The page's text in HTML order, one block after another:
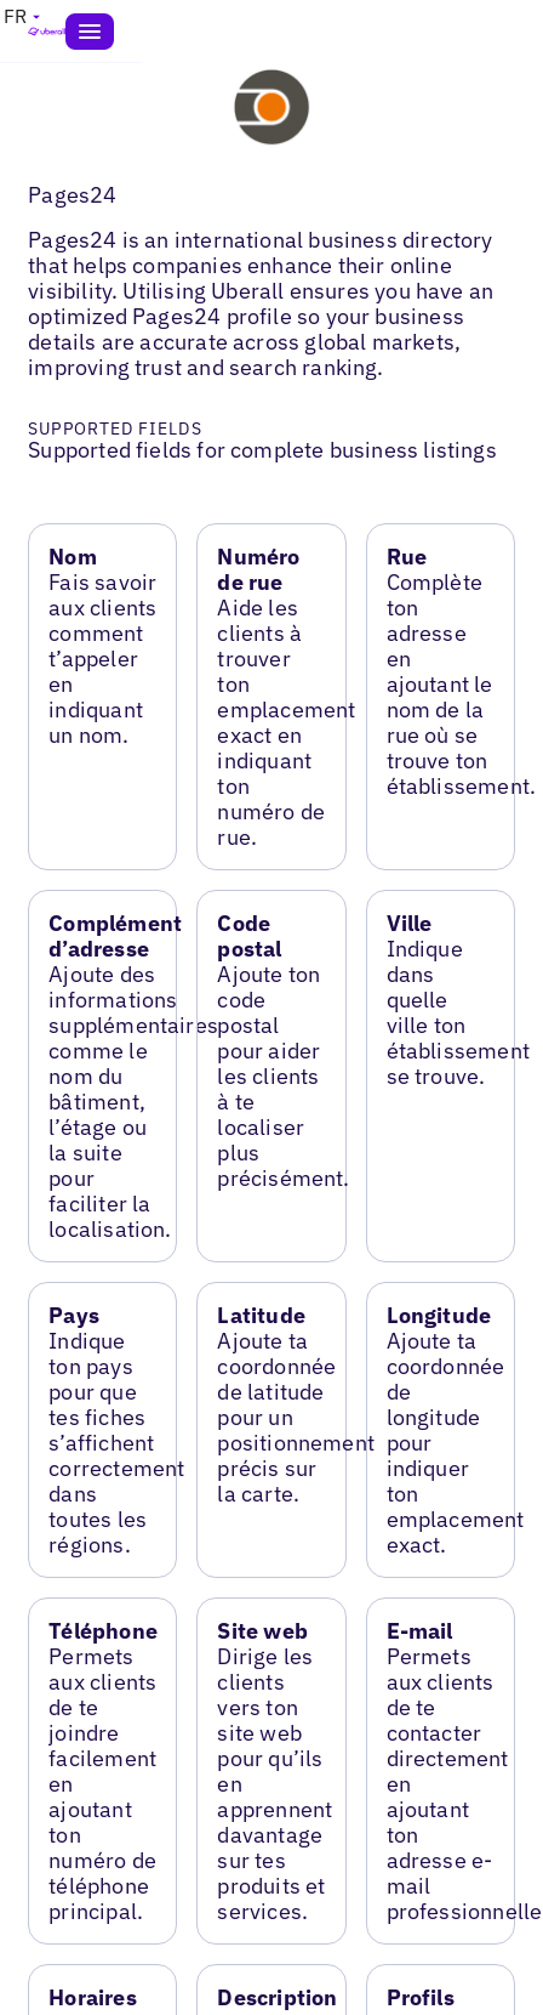
FR
Pages24
Pages24 is an international business directory
that helps companies enhance their online
visibility. Utilising Uberall ensures you have an
optimized Pages24 profile so your business
details are accurate across global markets,
improving trust and search ranking.
SUPPORTED FIELDS
Supported fields for complete business listings
Nom
Fais savoir
aux clients
comment
t’appeler
en
indiquant
un nom.
Numéro
de rue
Aide les
clients à
trouver
ton
emplacement
exact en
indiquant
ton
numéro de
rue.
Rue
Complète
ton
adresse
en
ajoutant le
nom de la
rue où se
trouve ton
établissement.
Complément
d’adresse
Ajoute des
informations
supplémentaires
comme le
nom du
bâtiment,
l’étage ou
la suite
pour
faciliter la
localisation.
Code
postal
Ajoute ton
code
postal
pour aider
les clients
à te
localiser
plus
précisément.
Ville
Indique
dans
quelle
ville ton
établissement
se trouve.
Pays
Indique
ton pays
pour que
tes fiches
s’affichent
correctement
dans
toutes les
régions.
Latitude
Ajoute ta
coordonnée
de latitude
pour un
positionnement
précis sur
la carte.
Longitude
Ajoute ta
coordonnée
de
longitude
pour
indiquer
ton
emplacement
exact.
Téléphone
Permets
aux clients
de te
joindre
facilement
en
ajoutant
ton
numéro de
téléphone
principal.
Site web
Dirige les
clients
vers ton
site web
pour qu’ils
en
apprennent
davantage
sur tes
produits et
services.
E-mail
Permets
aux clients
de te
contacter
directement
en
ajoutant
ton
adresse e-
mail
Horaires
Description
Profils